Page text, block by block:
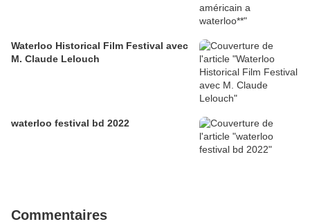
Waterloo Historical Film Festival avec
M. Claude Lelouch
waterloo festival bd 2022
Commentaires